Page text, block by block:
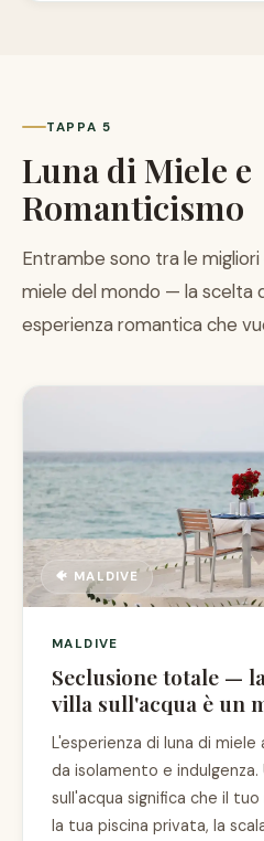
TAPPA 5
Luna di Miele e
Romanticismo
Entrambe sono tra le migliori
miele del mondo — la scelta
esperienza romantica che
🐠 MALDIVE
MALDIVE
Seclusione totale —
villa sull'acqua è un
L'esperienza di luna di miele
da isolamento e indulgenza.
sull'acqua significa che il
la tua piscina privata, la